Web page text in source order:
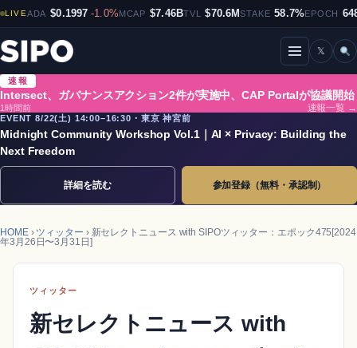
LIVEADA $0.1997 -1.0%MCAP $7.46BTVL $70.6MSTAKE 58.7%EPOCH
メニューを開閉
𝕏
速報
Intersect、ガバナンスアクション2件が実施中、CAP Portalが協議開始
1時間前
速報一覧 →
EVENT 8/22(土) 14:00–16:30・東京 神宮前
Midnight Community Workshop Vol.1｜AI × Privacy: Building the
Next Freedom
詳細を読む 参加登録（無料・承認制）
HOME› ツィッター › 新セレクトニュース with SIPOツィッター：エポック475[2024
年3月26日〜3月31日]
ツィッター
新セレクトニュース with